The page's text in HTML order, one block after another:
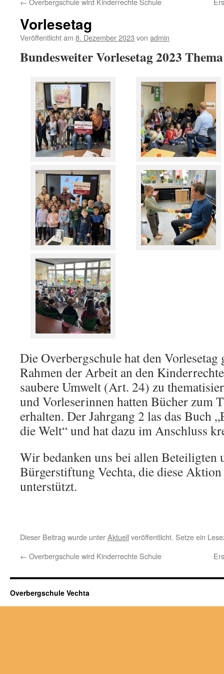
Vorlesetag
Veröffentlicht am 8. Dezember 2023 von admin
Bundesweiter Vorlesetag 2023
Die Overbergschule hat den
Rahmen der Arbeit an den
saubere Umwelt (Art. 24) zu
und Vorleserinnen hatten Bücher zum
erhalten. Der Jahrgang 2 las das Buch
die Welt“ und hat dazu im Anschluss
Wir bedanken uns bei allen Beteiligten
Bürgerstiftung Vechta, die diese
unterstützt.
Dieser Beitrag wurde unterAktuell veröffentlicht. Setze ein
← Overbergschule wird Kinderrechte Schule
Overbergschule Vechta